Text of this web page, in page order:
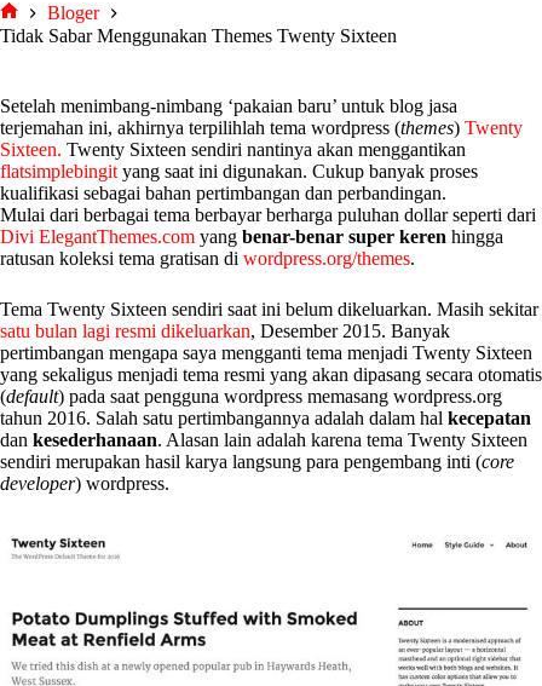
tarjiem
Bloger
Tidak Sabar Menggunakan Themes Twenty Sixteen
Setelah menimbang-nimbang ‘pakaian baru’ untuk blog jasa
terjemahan ini, akhirnya terpilihlah tema wordpress (themes) Twenty
Sixteen. Twenty Sixteen sendiri nantinya akan menggantikan
flatsimplebingit yang saat ini digunakan. Cukup banyak proses
kualifikasi sebagai bahan pertimbangan dan perbandingan.
Mulai dari berbagai tema berbayar berharga puluhan dollar seperti dari
Divi ElegantThemes.com yang benar-benar super keren hingga
ratusan koleksi tema gratisan di wordpress.org/themes.
Tema Twenty Sixteen sendiri saat ini belum dikeluarkan. Masih sekitar
satu bulan lagi resmi dikeluarkan, Desember 2015. Banyak
pertimbangan mengapa saya mengganti tema menjadi Twenty Sixteen
yang sekaligus menjadi tema resmi yang akan dipasang secara otomatis
(default) pada saat pengguna wordpress memasang wordpress.org
tahun 2016. Salah satu pertimbangannya adalah dalam hal kecepatan
dan kesederhanaan. Alasan lain adalah karena tema Twenty Sixteen
sendiri merupakan hasil karya langsung para pengembang inti (core
developer) wordpress.